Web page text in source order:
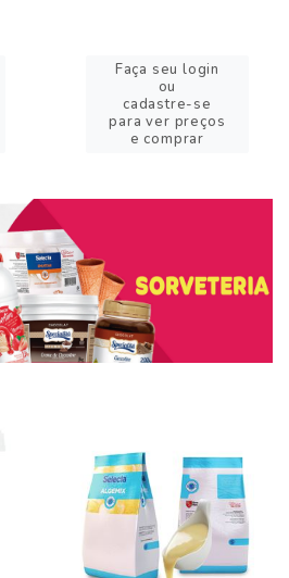
Faça seu login
ou
cadastre-se
para ver preços
e comprar